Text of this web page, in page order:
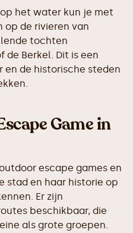
het water kun je met
op de rivieren van
tochten
de Berkel. Dit is een
en de historische steden
Game in
escape games en
stad en haar historie op
Er zijn
beschikbaar, die
als grote groepen.